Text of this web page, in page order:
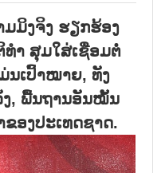
ມິງຈິງ ຮຽກຮ້ອງ
ຳ ສຸມໃສ່ເຊື່ອມຕໍ່
ນເປົ້າໝາຍ, ທັງ
, ພື້ນຖານອັນໝັ້ນ
ອງປະເທດຊາດ.